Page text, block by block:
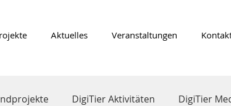
Aktuelles Veranstaltungen
DigiTier Aktivitäten DigiTier